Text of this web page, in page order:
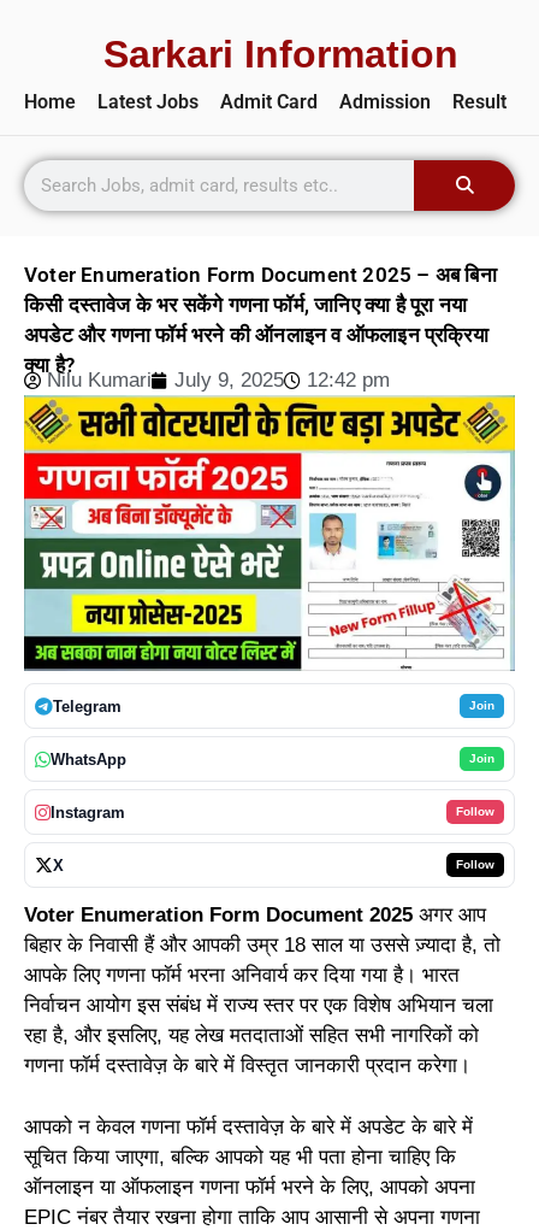
Sarkari Information
Home Latest Jobs Admit Card Admission Result
Voter Enumeration Form Document 2025 – अब बिना
किसी दस्तावेज के भर सकेंगे गणना फॉर्म, जानिए क्या है पूरा नया
अपडेट और गणना फॉर्म भरने की ऑनलाइन व ऑफलाइन प्रक्रिया
क्या है?
Nilu Kumari July 9, 2025 12:42 pm
Telegram Join
WhatsApp Join
Instagram Follow
X Follow
Voter Enumeration Form Document 2025 अगर आप
बिहार के निवासी हैं और आपकी उम्र 18 साल या उससे ज़्यादा है, तो
आपके लिए गणना फॉर्म भरना अनिवार्य कर दिया गया है। भारत
निर्वाचन आयोग इस संबंध में राज्य स्तर पर एक विशेष अभियान चला
रहा है, और इसलिए, यह लेख मतदाताओं सहित सभी नागरिकों को
गणना फॉर्म दस्तावेज़ के बारे में विस्तृत जानकारी प्रदान करेगा।
आपको न केवल गणना फॉर्म दस्तावेज़ के बारे में अपडेट के बारे में
सूचित किया जाएगा, बल्कि आपको यह भी पता होना चाहिए कि
ऑनलाइन या ऑफलाइन गणना फॉर्म भरने के लिए, आपको अपना
EPIC नंबर तैयार रखना होगा ताकि आप आसानी से अपना गणना